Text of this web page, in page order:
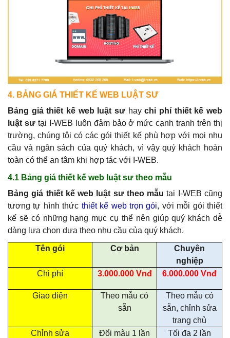
4. BẢNG GIÁ THIẾT KẾ WEB LUẬT SƯ
Bảng giá thiết kế web luật sư haychi phí thiết kế web
luật sưtại I-WEB luôn đảm bảo ở mức cạnh tranh trên thị
trường, chúng tôi có các gói thiết kế phù hợp với mọi nhu
cầu và ngân sách của quý khách, vì vậy quý khách hoàn
toàn có thể an tâm khi hợp tác với I-WEB.
4.1 Bảng giá thiết kế web luật sư theo mẫu
Bảng giá thiết kế web luật sư theo mẫu tại I-WEB cũng
tương tự hình thức thiết kế web trọn gói, với mỗi gói thiết
kế sẽ có những hạng mục cụ thể nên giúp quý khách dễ
dàng lựa chọn dựa theo nhu cầu của quý khách.
Tên gói Cơ bản
Chuyên
nghiệp
Chi phí
3.000.000 Vnđ 6.000.000 Vnđ
Giao diện
Theo mẫu có
sẵn
Theo mẫu có
sẵn, chỉnh sửa
trang chủ
Chỉnh sửa
Đổi màu 1 lần Tối đa 2 lần